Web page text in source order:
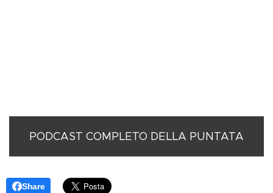
PODCAST COMPLETO DELLA PUNTATA
Share